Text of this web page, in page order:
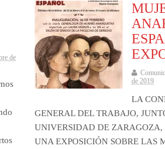
de
de 2019
LA
GENERAL DEL TRABAJO,
UNIVERSIDAD DE ZARAGOZA,
UNA EXPOSICIÓN SOBRE LAS